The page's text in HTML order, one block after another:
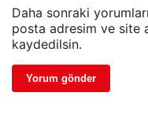
Daha sonraki
posta adresim ve site
kaydedilsin.